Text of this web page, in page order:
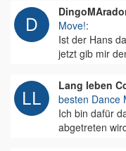
Move!:
Ist der Hans
jetzt gib mir
Lang leben
besten Dance
Ich bin dafür
abgetreten